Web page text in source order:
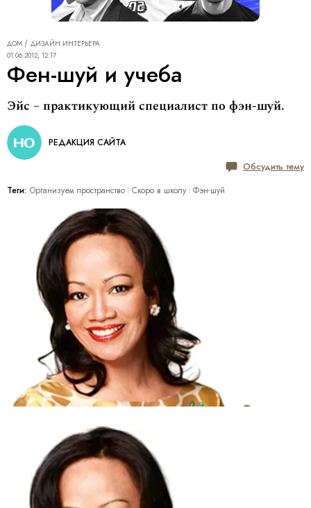
ДОМ
ДИЗАЙН ИНТЕРЬЕРА
01.06.2012, 12:17
Фен-шуй и учеба
Эйс – практикующий специалист по фэн-шуй.
РЕДАКЦИЯ САЙТА
Обсудить тему
Теги: Организуем пространство Скоро в школу Фэн-шуй